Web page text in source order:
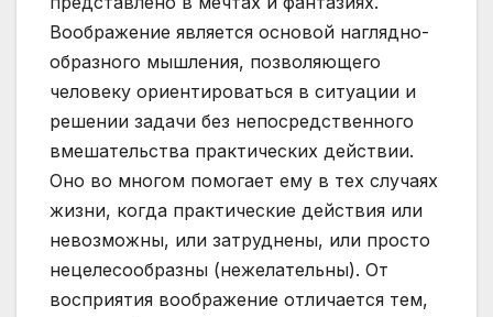
Воображение является основой наглядно-
образного мышления, позволяющего
человеку ориентироваться в ситуации и
решении задачи без непосредственного
вмешательства практических действии.
Оно во многом помогает ему в тех случаях
жизни, когда практические действия или
невозможны, или затруднены, или просто
нецелесообразны (нежелательны). От
восприятия воображение отличается тем,